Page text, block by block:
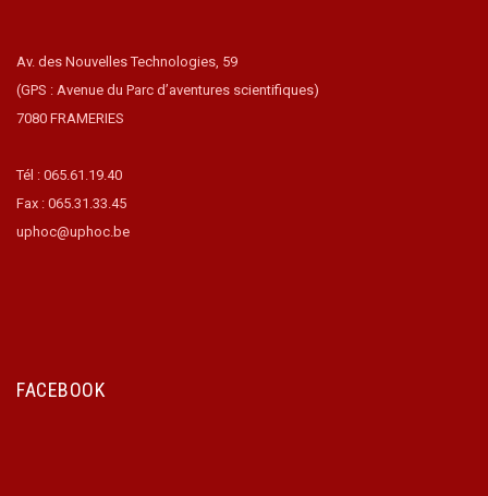
Av. des Nouvelles Technologies, 59
(GPS : Avenue du Parc d’aventures scientifiques)
7080 FRAMERIES
Tél : 065.61.19.40
Fax : 065.31.33.45
uphoc@uphoc.be
FACEBOOK